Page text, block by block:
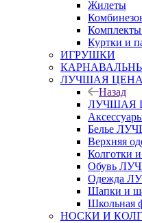
Жилеты
Куртки и
ИГРУШКИ
ЛУЧШАЯ ЦЕНА
Назад
ЛУЧШАЯ
Белье
Верхняя
Обувь
Одежда
Шапки и
НОСКИ И